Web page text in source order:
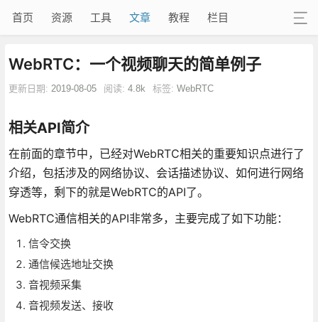
首页 资源 工具 文章 教程 栏目
WebRTC：一个视频聊天的简单例子
更新日期: 2019-08-05 阅读: 4.8k 标签: WebRTC
相关API简介
在前面的章节中，已经对WebRTC相关的重要知识点进行了
介绍，包括涉及的网络协议、会话描述协议、如何进行网络
穿透等，剩下的就是WebRTC的API了。
WebRTC通信相关的API非常多，主要完成了如下功能：
信令交换
通信候选地址交换
音视频采集
音视频发送、接收